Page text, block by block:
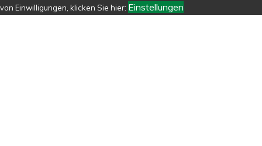
von Einwilligungen, klicken Sie hier: Einstellungen